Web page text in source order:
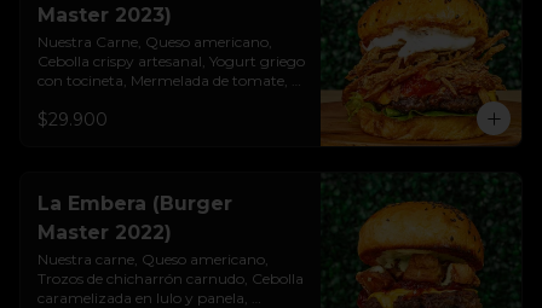
Master 2023)
Nuestra Carne, Queso americano,
Cebolla crispy artesanal, Yogurt griego
con tocineta, Mermelada de tomate,
premium
$29.900
La Embera (Burger
Master 2022)
Nuestra carne, Queso americano,
Trozos de chicharrón carnudo, Cebolla
caramelizada en lulo y panela,